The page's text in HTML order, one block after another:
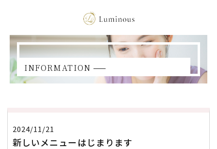
INFORMATION
2024/11/21
新しいメニューはじまります